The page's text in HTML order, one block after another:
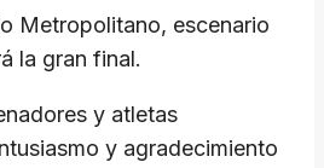
Metropolitano, escenario
la gran final.
y atletas
y agradecimiento